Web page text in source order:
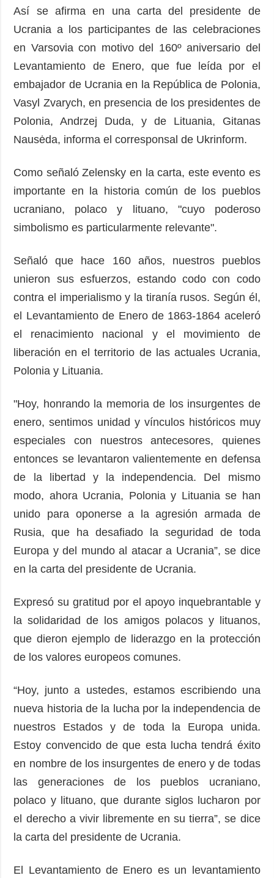
Releases
Así se afirma en una carta del presidente de
Ucrania a los participantes de las celebraciones
en Varsovia con motivo del 160º aniversario del
Levantamiento de Enero, que fue leída por el
embajador de Ucrania en la República de Polonia,
Vasyl Zvarych, en presencia de los presidentes de
Polonia, Andrzej Duda, y de Lituania, Gitanas
Nausėda, informa el corresponsal de Ukrinform.
Como señaló Zelensky en la carta, este evento es
importante en la historia común de los pueblos
ucraniano, polaco y lituano, "cuyo poderoso
simbolismo es particularmente relevante".
Señaló que hace 160 años, nuestros pueblos
unieron sus esfuerzos, estando codo con codo
contra el imperialismo y la tiranía rusos. Según él,
el Levantamiento de Enero de 1863-1864 aceleró
el renacimiento nacional y el movimiento de
liberación en el territorio de las actuales Ucrania,
Polonia y Lituania.
"Hoy, honrando la memoria de los insurgentes de
enero, sentimos unidad y vínculos históricos muy
especiales con nuestros antecesores, quienes
entonces se levantaron valientemente en defensa
de la libertad y la independencia. Del mismo
modo, ahora Ucrania, Polonia y Lituania se han
unido para oponerse a la agresión armada de
Rusia, que ha desafiado la seguridad de toda
Europa y del mundo al atacar a Ucrania”, se dice
en la carta del presidente de Ucrania.
Expresó su gratitud por el apoyo inquebrantable y
la solidaridad de los amigos polacos y lituanos,
que dieron ejemplo de liderazgo en la protección
de los valores europeos comunes.
“Hoy, junto a ustedes, estamos escribiendo una
nueva historia de la lucha por la independencia de
nuestros Estados y de toda la Europa unida.
Estoy convencido de que esta lucha tendrá éxito
en nombre de los insurgentes de enero y de todas
las generaciones de los pueblos ucraniano,
polaco y lituano, que durante siglos lucharon por
el derecho a vivir libremente en su tierra”, se dice
la carta del presidente de Ucrania.
El Levantamiento de Enero es un levantamiento